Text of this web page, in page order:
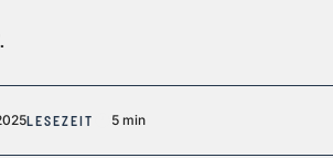
LESEZEIT 5 min